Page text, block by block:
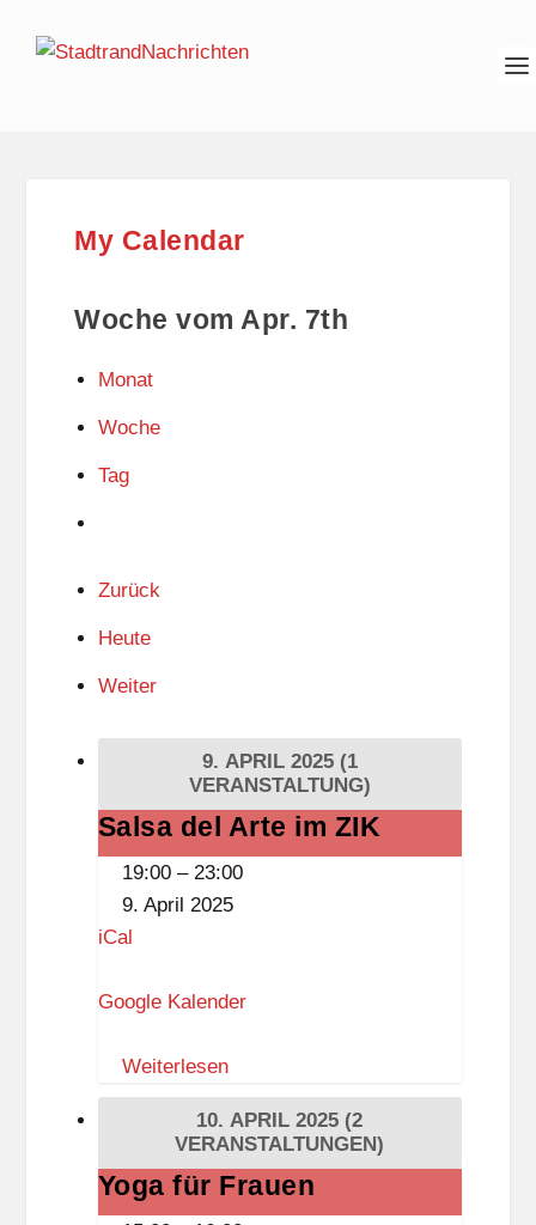
My Calendar
Woche vom Apr. 7th
Monat
Woche
Tag
Zurück
Heute
Weiter
9. APRIL 2025 (1
VERANSTALTUNG)
Salsa
del
Arte
im
Salsa del Arte im ZIK
19:00 – 23:00
9. April 2025
iCal
Google Kalender
Weiterlesen
10. APRIL 2025 (2
VERANSTALTUNGEN)
Yoga
für
Yoga für Frauen